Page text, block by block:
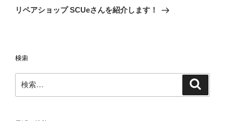
ゲ
ン
の
リペアショップ SCUeさんを紹介します！
検索
索: